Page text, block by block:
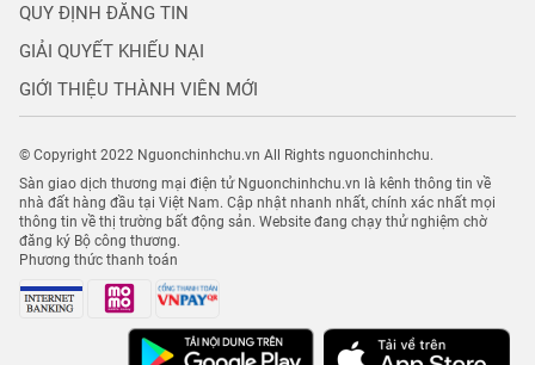
QUY ĐỊNH ĐĂNG TIN
GIẢI QUYẾT KHIẾU NẠI
GIỚI THIỆU THÀNH VIÊN MỚI
© Copyright 2022 Nguonchinhchu.vn All Rights nguonchinhchu.
Sàn giao dịch thương mại điện tử Nguonchinhchu.vn là kênh thông tin về
nhà đất hàng đầu tại Việt Nam. Cập nhật nhanh nhất, chính xác nhất mọi
thông tin về thị trường bất động sản. Website đang chạy thử nghiệm chờ
đăng ký Bộ công thương.
Phương thức thanh toán